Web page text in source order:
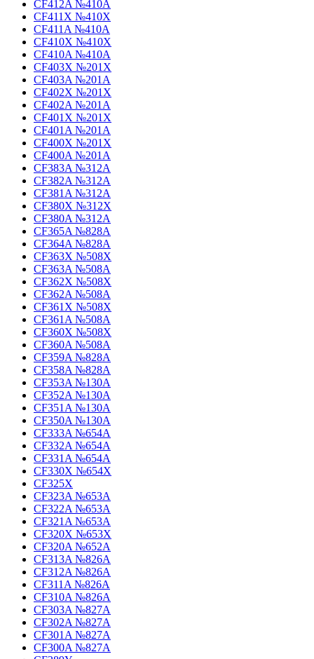
CF412A №410A
CF411X №410X
CF411A №410A
CF410X №410X
CF410A №410A
CF403X №201X
CF403A №201A
CF402X №201X
CF402A №201A
CF401X №201X
CF401A №201A
CF400X №201X
CF400A №201A
CF383A №312A
CF382A №312A
CF381A №312A
CF380X №312X
CF380A №312A
CF365A №828A
CF364A №828A
CF363X №508X
CF363A №508A
CF362X №508X
CF362A №508A
CF361X №508X
CF361A №508A
CF360X №508X
CF360A №508A
CF359A №828A
CF358A №828A
CF353A №130A
CF352A №130A
CF351A №130A
CF350A №130A
CF333A №654A
CF332A №654A
CF331A №654A
CF330X №654X
CF325X
CF323A №653A
CF322A №653A
CF321A №653A
CF320X №653X
CF320A №652A
CF313A №826A
CF312A №826A
CF311A №826A
CF310A №826A
CF303A №827A
CF302A №827A
CF301A №827A
CF300A №827A